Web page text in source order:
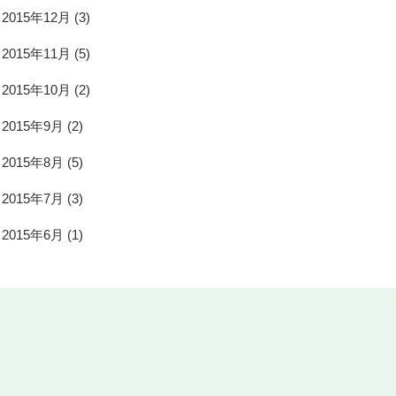
2015年12月 (3)
2015年11月 (5)
2015年10月 (2)
2015年9月 (2)
2015年8月 (5)
2015年7月 (3)
2015年6月 (1)